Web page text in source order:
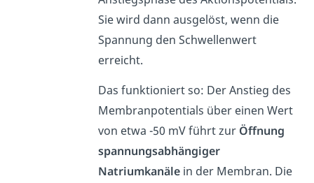
Sie wird dann ausgelöst, wenn die
Spannung den Schwellenwert
erreicht.
Das funktioniert so: Der Anstieg des
Membranpotentials über einen Wert
von etwa -50 mV führt zur Öffnung
spannungsabhängiger
Natriumkanälein der Membran. Die